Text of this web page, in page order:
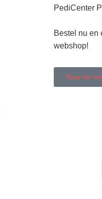
PediCenter
Bestel nu en
webshop!
Naar de